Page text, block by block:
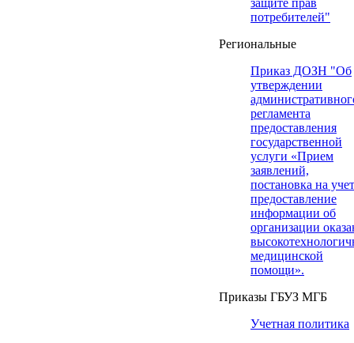
защите прав
потребителей"
Региональные
Приказ ДОЗН "Об
утверждении
регламента
предоставления
государственной
услуги «Прием
заявлений,
постановка на
предоставление
информации об
организации
медицинской
помощи».
Приказы ГБУЗ МГБ
Учетная политика